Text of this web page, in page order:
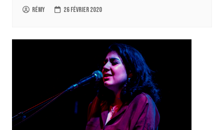
Rémy 26 février 2020